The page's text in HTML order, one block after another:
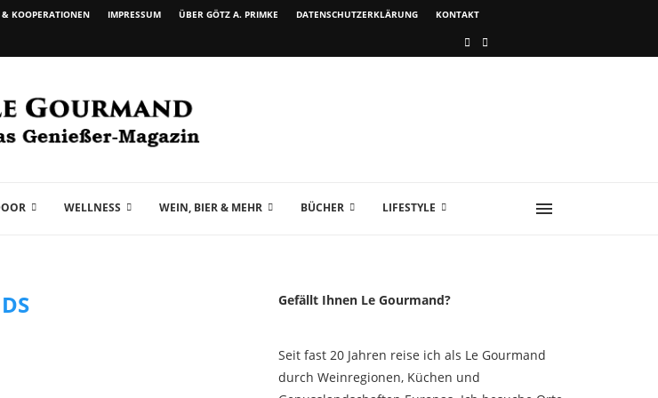
KOOPERATIONEN IMPRESSUM ÜBER GÖTZ A. PRIMKE DATENSCHUTZERKLÄRUNG KONTAKT
WELLNESS WEIN, BIER & MEHR BÜCHER LIFESTYLE
Gefällt Ihnen Le Gourmand?
Seit fast 20 Jahren reise ich als Le Gourmand
durch Weinregionen, Küchen und